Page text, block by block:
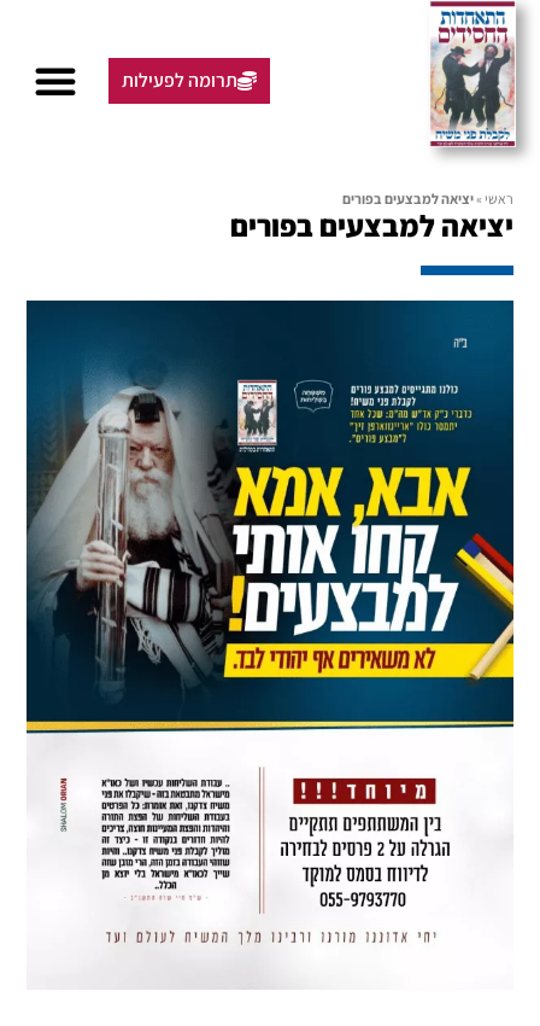
תרומה לפעילות
ראשי »יציאה למבצעים בפורים
יציאה למבצעים בפורים